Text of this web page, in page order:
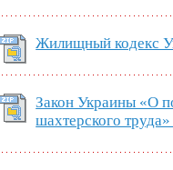
Жилищный кодекс
Закон Украины «О
шахтерского